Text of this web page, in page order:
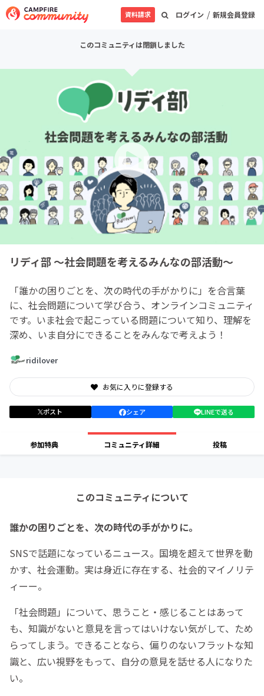
ログイン / 新規会員登録
資料請求
このコミュニティは閉鎖しました
リディ部 ～社会問題を考えるみんなの部活動～
「誰かの困りごとを、次の時代の手がかりに」を合言葉
に、社会問題について学び合う、オンラインコミュニティ
です。いま社会で起こっている問題について知り、理解を
深め、いま自分にできることをみんなで考えよう！
ridilover
お気に入りに登録する
ポスト シェア LINEで送る
参加特典 コミュニティ詳細 投稿
このコミュニティについて
誰かの困りごとを、次の時代の手がかりに。
SNSで話題になっているニュース。国境を超えて世界を動
かす、社会運動。実は身近に存在する、社会的マイノリテ
ィーー。
「社会問題」について、思うこと・感じることはあって
も、知識がないと意見を言ってはいけない気がして、ため
らってしまう。できることなら、偏りのないフラットな知
識と、広い視野をもって、自分の意見を話せる人になりた
い。